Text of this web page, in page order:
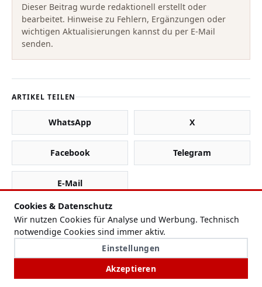
Cookies & Datenschutz
Wir nutzen Cookies für Analyse und Werbung. Technisch
notwendige Cookies sind immer aktiv.
Einstellungen
Akzeptieren
Dieser Beitrag wurde redaktionell erstellt oder
bearbeitet. Hinweise zu Fehlern, Ergänzungen oder
wichtigen Aktualisierungen kannst du per E-Mail
senden.
ARTIKEL TEILEN
WhatsApp X
Facebook Telegram
E-Mail
DAS KÖNNTE DICH AUCH INTERESSIEREN
Analyse zu Pfingsten 2026: So stark wurde das deutsche
Stromnetz durch Solarstrom belastet